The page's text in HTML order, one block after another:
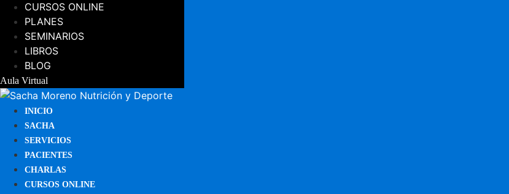
CURSOS ONLINE
PLANES
SEMINARIOS
LIBROS
BLOG
Aula Virtual
INICIO
SACHA
SERVICIOS
PACIENTES
CHARLAS
CURSOS ONLINE